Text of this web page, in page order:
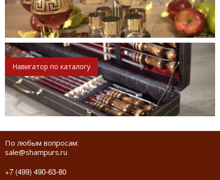
Навигатор по каталогу
По любым вопросам:
sale@shampurs.ru
+7 (499) 490-63-80